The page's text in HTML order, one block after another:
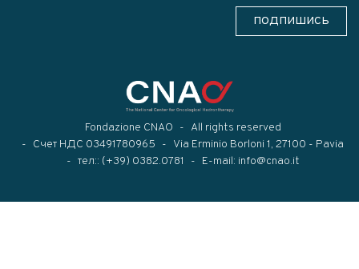
ПОДПИШИСЬ
Fondazione CNAO
All rights reserved
Счет НДС 03491780965
Via Erminio Borloni 1, 27100 - Pavia
тел:: (+39) 0382.0781 E-mail: info@cnao.it